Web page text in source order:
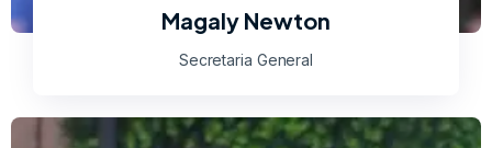
Magaly Newton
Secretaria General